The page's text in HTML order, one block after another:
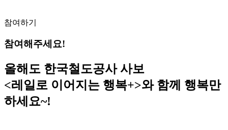
참여하기
참여해주세요!
올해도 한국철도공사 사보
<레일로 이어지는 행복+>와 함께 행복만
하세요~!